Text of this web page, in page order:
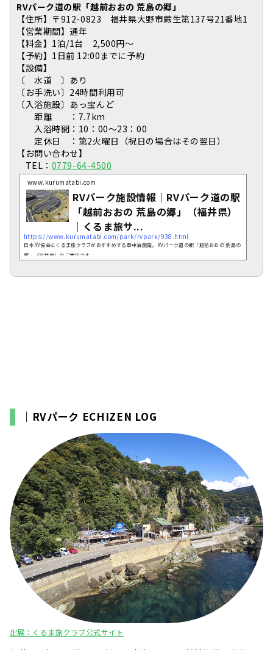
RVパーク道の駅「越前おおの 荒島の郷」
【住所】〒912-0823 福井県大野市蕨生第137号21番地1
【営業期間】通年
【料金】1泊/1台 2,500円～
【予約】1日前 12:00までに予約
【設備】
〔 水道 〕あり
〔お手洗い〕24時間利用可
〔入浴施設〕あっ宝んど
距離 ：7.7km
入浴時間：10：00～23：00
定休日 ：第2火曜日（祝日の場合はその翌日）
【お問い合わせ】
TEL： 0779-64-4500
www.kurumatabi.com
RVパーク施設情報｜RVパーク道の駅
「越前おおの 荒島の郷」（福井県）
｜くるま旅サ...
https://www.kurumatabi.com/park/rvpark/938.html
日本RV協会とくるま旅クラブがおすすめする車中泊施設。RVパーク道の駅「越前おおの 荒島の
郷」（福井県）のご案内です。
｜RVパーク ECHIZEN LOG
出展：くるま旅クラブ公式サイト